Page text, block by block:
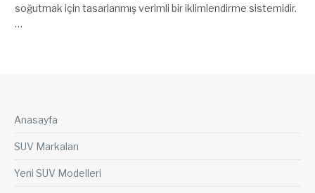
soğutmak için tasarlanmış verimli bir iklimlendirme sistemidir.
…
Anasayfa
SUV Markaları
Yeni SUV Modelleri